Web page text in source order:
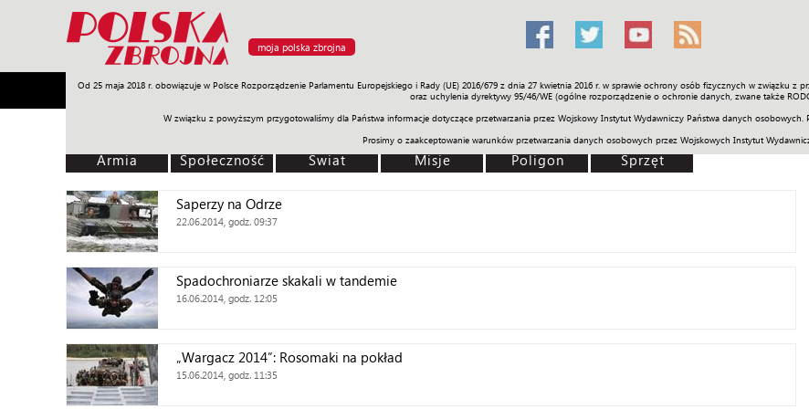
moja polska zbrojna
Od 25 maja 2018 r. obowiązuje w Polsce Rozporządzenie Parlamentu Europejskiego i Rady (UE) 2016/679 z dnia 27 kwietnia 2016 r. w sprawie ochrony osób fizycznych w związku
oraz uchylenia dyrektywy 95/46/WE (ogólne rozporządzenie o ochronie danych, zwane także
W związku z powyższym przygotowaliśmy dla Państwa informacje dotyczące przetwarzania przez Wojskowy Instytut Wydawniczy Państwa danych osobowych.
Prosimy o zaakceptowanie warunków przetwarzania danych osobowych przez Wojskowych Instytut
Armia Poligon Sprzęt Misje Polityka Prawo Świat Społeczność Sport Historia Galerie Wideo
Armia Społeczność Świat Misje Poligon Sprzęt
Saperzy na Odrze
22.06.2014, godz. 09:37
Spadochroniarze skakali w tandemie
16.06.2014, godz. 12:05
„Wargacz 2014”: Rosomaki na pokład
15.06.2014, godz. 11:35